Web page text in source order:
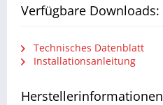
Verfügbare Downloads:
Technisches Datenblatt
Installationsanleitung
Herstellerinformationen